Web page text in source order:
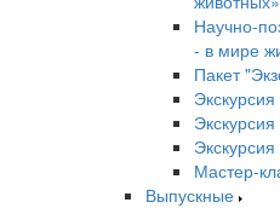
Научно-
- в мире
Пакет
Мастер-
Выпускные